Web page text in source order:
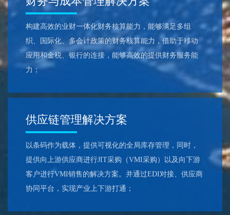
构建高效的业财一体化财务核算能力，能够满足多组
织、国际化、多会计政策的财务核算能力，借助于移动
应用和金税、银行的连接，能够高效的提供财务服务能
力；
供应链管理解决方案
以条码作为载体，提供可视化的全局库存管理，同时，
提供向上游供应商进行JIT采购（VMI采购）以及向下游
客户进行VMI销售的解决方案。并通过EDI对接、供应商
协同平台，实现产业上下游打通；